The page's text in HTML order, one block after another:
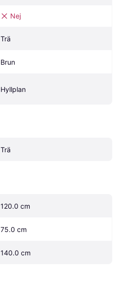
Nej
Trä
Brun
Hyllplan
Trä
120.0 cm
75.0 cm
140.0 cm